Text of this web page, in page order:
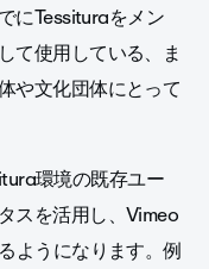
にTessituraをメン
て使用している、ま
や文化団体にとって
環境の既存ユー
スを活用し、Vimeo
ようになります。例